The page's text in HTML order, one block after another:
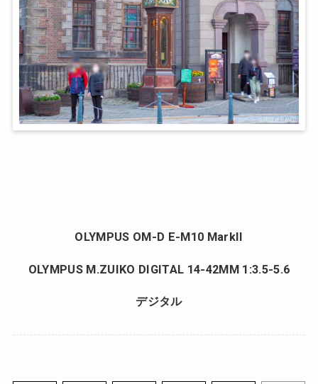
OLYMPUS OM-D E-M10 MarkII
OLYMPUS M.ZUIKO DIGITAL 14-42MM 1:3.5-5.6
デジタル